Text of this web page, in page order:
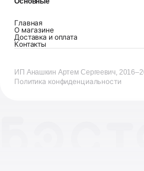
Главная
О магазине
Доставка и оплата
Контакты
ИП Анашкин Артем Сергеевич,
Политика конфиденциальности